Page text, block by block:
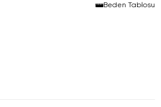
Beden Tablosu